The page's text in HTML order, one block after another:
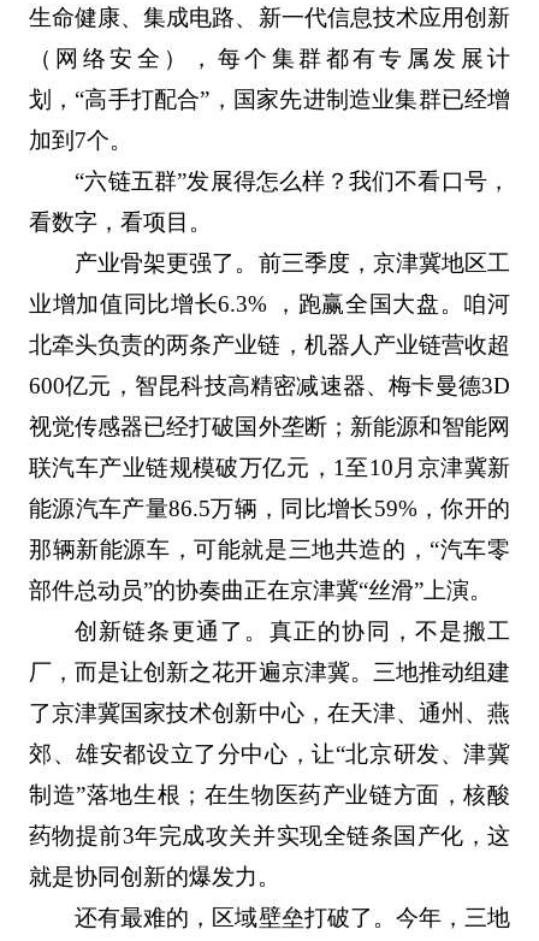
生命健康、集成电路、新一代信息技术应用创新
（网络安全），每个集群都有专属发展计
划，“高手打配合”，国家先进制造业集群已经增
加到7个。
“六链五群”发展得怎么样？我们不看口号，
看数字，看项目。
产业骨架更强了。前三季度，京津冀地区工
业增加值同比增长‌6.3%‌ ，跑赢全国大盘。咱河
北牵头负责的两条产业链，‌机器人产业链营收超
600亿元‌，智昆科技高精密减速器、梅卡曼德3D
视觉传感器已经打破国外垄断；‌新能源和智能网
联汽车产业链规模破万亿元‌，1至10月京津冀新
能源汽车产量86.5万辆，同比增长59%，你开的
那辆新能源车，可能就是三地共造的，“汽车零
部件总动员”的协奏曲正在京津冀“丝滑”上演。
创新链条更通了。‌真正的协同，不是搬工
厂，而是让创新之花开遍京津冀。三地推动组建
了京津冀国家技术创新中心，在天津、通州、燕
郊、雄安都设立了分中心，让“北京研发、津冀
制造”落地生根；在生物医药产业链方面，核酸
药物提前3年完成攻关并实现全链条国产化，这
就是协同创新的爆发力。
还有最难的，区域壁垒打破了。今年，三地